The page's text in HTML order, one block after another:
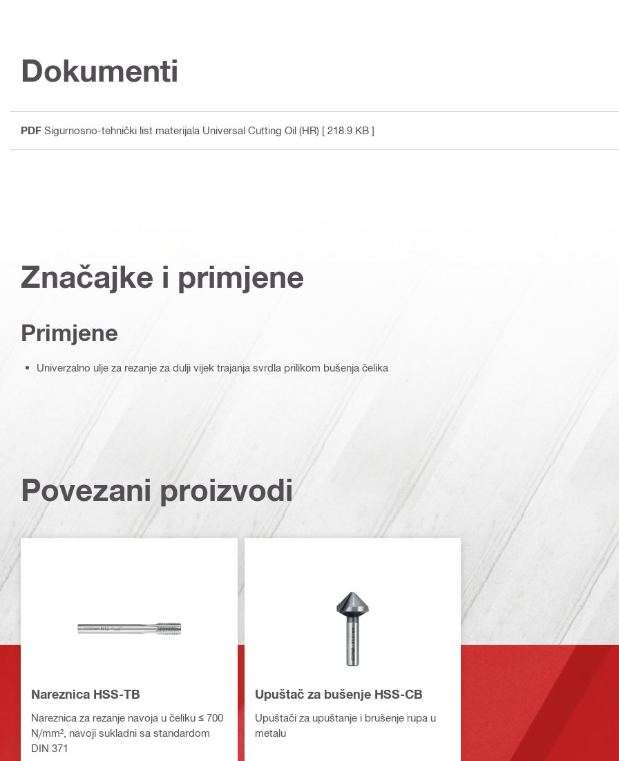
Dokumenti
PDF Sigurnosno-tehnički list materijala Universal Cutting Oil (HR) [ 218.9 KB ]
Značajke i primjene
Primjene
Univerzalno ulje za rezanje za dulji vijek trajanja svrdla prilikom bušenja čelika
Povezani proizvodi
Nareznica HSS-TB
Nareznica za rezanje navoja u čeliku ≤ 700
N/mm², navoji sukladni sa standardom
DIN 371
Upuštač za bušenje HSS-CB
Upuštači za upuštanje i brušenje rupa u
metalu